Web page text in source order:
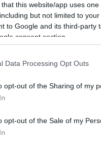
that this website/app uses
but not limited to
to Google and its third-party
consent section.
Data Processing Opt Outs
opt-out of the Sharing of my
opt-out of the Sale of my
143
7 6
7
3
4
143
7
6
7
3
4